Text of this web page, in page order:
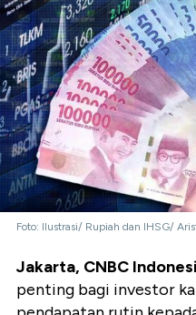
Foto: Ilustrasi/ Rupiah dan IHSG/
Jakarta, CNBC
penting bagi investor